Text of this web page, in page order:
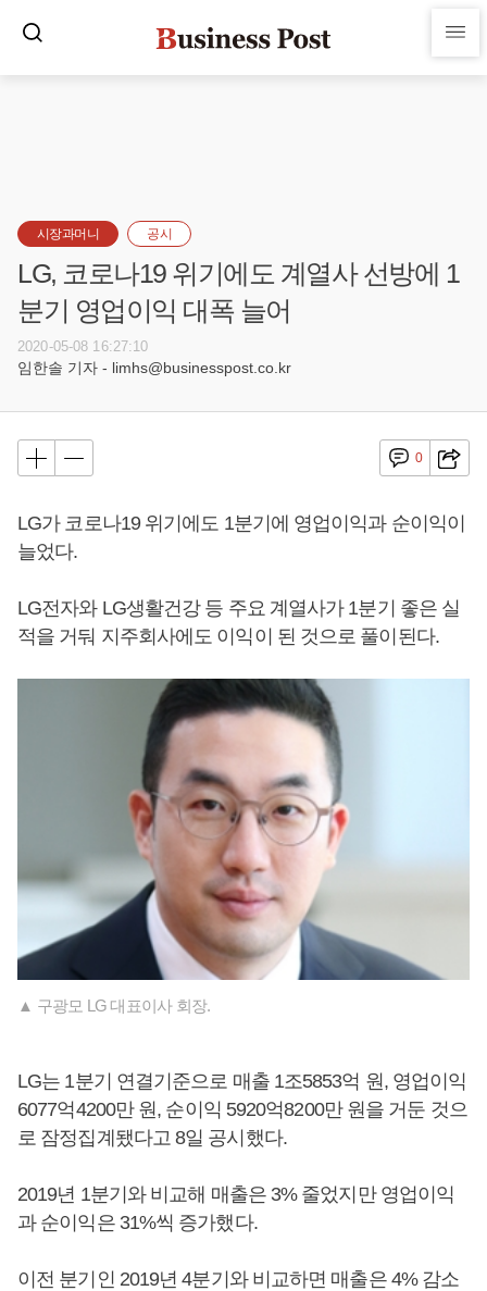
시장과머니 공시
LG, 코로나19 위기에도 계열사 선방에 1
분기 영업이익 대폭 늘어
2020-05-08 16:27:10
임한솔 기자 - limhs@businesspost.co.kr
0
LG가 코로나19 위기에도 1분기에 영업이익과 순이익이
늘었다.
LG전자와 LG생활건강 등 주요 계열사가 1분기 좋은 실
적을 거둬 지주회사에도 이익이 된 것으로 풀이된다.
▲ 구광모 LG 대표이사 회장.
LG는 1분기 연결기준으로 매출 1조5853억 원, 영업이익
6077억4200만 원, 순이익 5920억8200만 원을 거둔 것으
로 잠정집계됐다고 8일 공시했다.
2019년 1분기와 비교해 매출은 3% 줄었지만 영업이익
과 순이익은 31%씩 증가했다.
이전 분기인 2019년 4분기와 비교하면 매출은 4% 감소